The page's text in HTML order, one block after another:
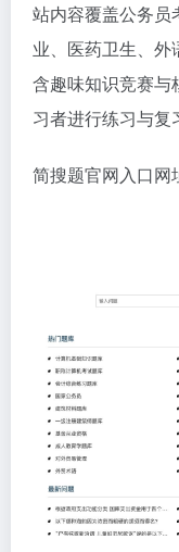
站内容覆盖公务员
业、医药卫生、
含趣味知识竞赛与
习者进行练习与复
简搜题官网入口网